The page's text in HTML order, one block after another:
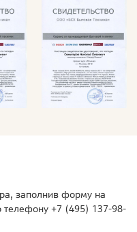
заполнив форму на
телефону +7 (495) 137-98-